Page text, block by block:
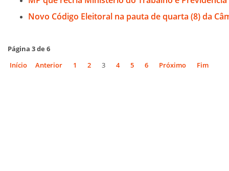
Novo Código Eleitoral na pauta de quarta (8) da
Página 3 de 6
Início
Anterior 1 2 3 4 5 6 Próximo Fim